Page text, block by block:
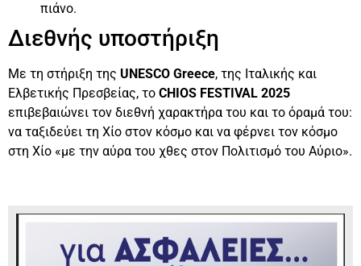
πιάνο.
Διεθνής υποστήριξη
Με τη στήριξη της UNESCO Greece, της Ιταλικής και
Ελβετικής Πρεσβείας, το CHIOS FESTIVAL 2025
επιβεβαιώνει τον διεθνή χαρακτήρα του και το όραμά του:
να ταξιδεύει τη Χίο στον κόσμο και να φέρνει τον κόσμο
στη Χίο «με την αύρα του χθες στον Πολιτισμό του Αύριο».